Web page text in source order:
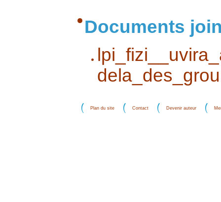
Documents
Plan du site Contact Devenir auteur